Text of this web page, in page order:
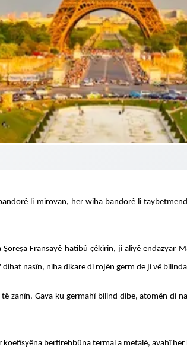
li mirovan, her wiha bandorê li
Fransayê hatibû çêkirin, ji aliyê
nasîn, niha dikare di rojên germ de ji vê
zanîn. Gava ku germahî bilind dibe, atomên di
berfirehbûna termal a metalê, avahî